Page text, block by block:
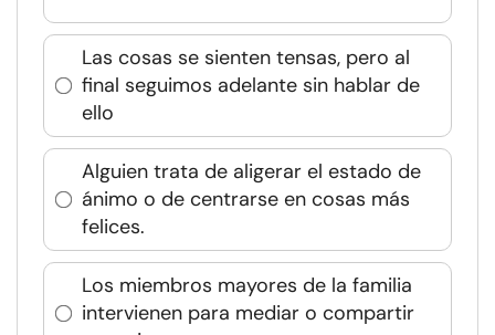
Las cosas se sienten tensas, pero al
final seguimos adelante sin hablar de
ello
Alguien trata de aligerar el estado de
ánimo o de centrarse en cosas más
felices.
Los miembros mayores de la familia
intervienen para mediar o compartir